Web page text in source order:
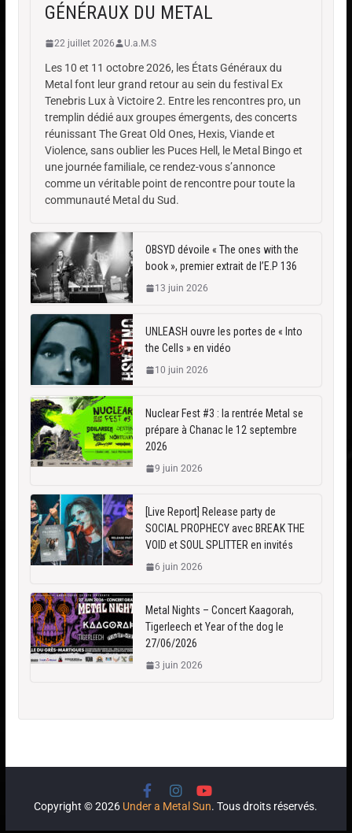
GÉNÉRAUX DU METAL
22 juillet 2026 U.a.M.S
Les 10 et 11 octobre 2026, les États Généraux du
Metal font leur grand retour au sein du festival Ex
Tenebris Lux à Victoire 2. Entre les rencontres pro, un
tremplin dédié aux groupes émergents, des concerts
réunissant The Great Old Ones, Hexis, Viande et
Violence, sans oublier les Puces Hell, le Metal Bingo et
une journée familiale, ce rendez-vous s’annonce
comme un véritable point de rencontre pour toute la
communauté Metal du Sud.
OBSYD dévoile « The ones with the
book », premier extrait de l’E.P 136
13 juin 2026
UNLEASH ouvre les portes de « Into
the Cells » en vidéo
10 juin 2026
Nuclear Fest #3 : la rentrée Metal se
prépare à Chanac le 12 septembre
2026
9 juin 2026
[Live Report] Release party de
SOCIAL PROPHECY avec BREAK THE
VOID et SOUL SPLITTER en invités
6 juin 2026
Metal Nights – Concert Kaagorah,
Tigerleech et Year of the dog le
27/06/2026
3 juin 2026
Copyright © 2026 Under a Metal Sun. Tous droits réservés.